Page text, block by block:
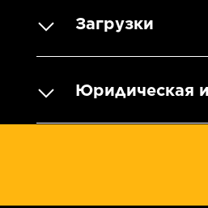
Загрузки
Юридическая